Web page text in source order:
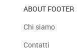
ABOUT FOOTER
Chi siamo
Contatti